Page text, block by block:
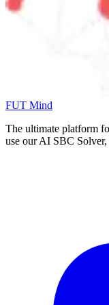
FUT Mind
The ultimate platform
use our AI SBC Solver,